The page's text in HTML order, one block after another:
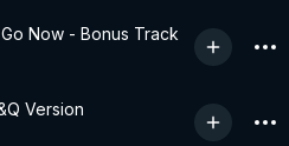
Now - Bonus Track
Version